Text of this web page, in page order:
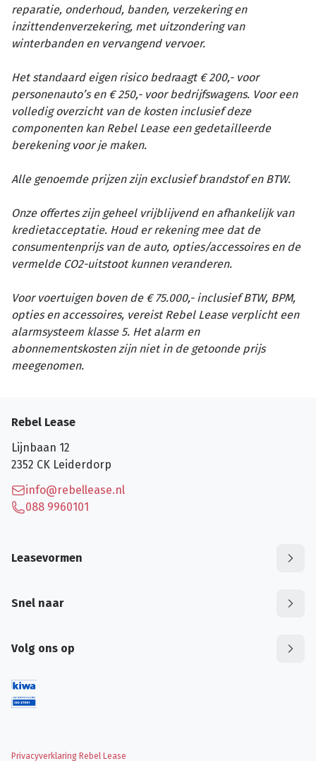
reparatie, onderhoud, banden, verzekering en
inzittendenverzekering, met uitzondering van
winterbanden en vervangend vervoer.
Het standaard eigen risico bedraagt € 200,- voor
personenauto’s en € 250,- voor bedrijfswagens. Voor een
volledig overzicht van de kosten inclusief deze
componenten kan Rebel Lease een gedetailleerde
berekening voor je maken.
Alle genoemde prijzen zijn exclusief brandstof en BTW.
Onze offertes zijn geheel vrijblijvend en afhankelijk van
kredietacceptatie. Houd er rekening mee dat de
consumentenprijs van de auto, opties/accessoires en de
vermelde CO2-uitstoot kunnen veranderen.
Voor voertuigen boven de € 75.000,- inclusief BTW, BPM,
opties en accessoires, vereist Rebel Lease verplicht een
alarmsysteem klasse 5. Het alarm en
abonnementskosten zijn niet in de getoonde prijs
meegenomen.
Rebel Lease
Lijnbaan 12
2352 CK Leiderdorp
info@rebellease.nl
088 9960101
Leasevormen
Snel naar
Volg ons op
Privacyverklaring Rebel Lease